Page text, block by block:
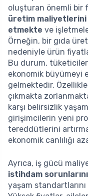
oluşturan önemli bir
üretim
etmekte ve
Örneğin, bir gıda
nedeniyle ürün
Bu durum,
ekonomik büyümeyi
gelmektedir.
çıkmakta
karşı belirsizlik
girişimcilerin yeni
tereddütlerini
ekonomik canlılığı
Ayrıca, iş gücü
istihdam
yaşam